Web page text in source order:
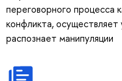
переговорного процесса
конфликта,
распознает манипуляции